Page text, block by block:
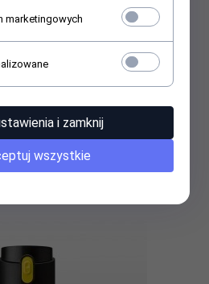
00PLN
marketingowych
i zamknij
wszystkie